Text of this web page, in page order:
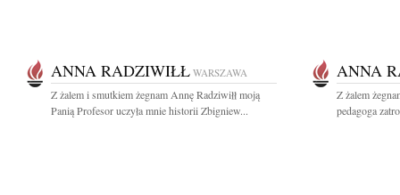
ANNA RADZIWIŁŁ WARSZAWA
Z żalem i smutkiem żegnam Annę Radziwiłł moją
Panią Profesor uczyła mnie historii Zbigniew...
ANNA
Z żalem
pedagoga